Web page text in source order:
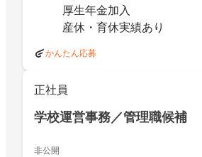
厚生年金加入
産休・育休実績あり
かんたん応募
正社員
学校運営事務／管理職候補
非公開